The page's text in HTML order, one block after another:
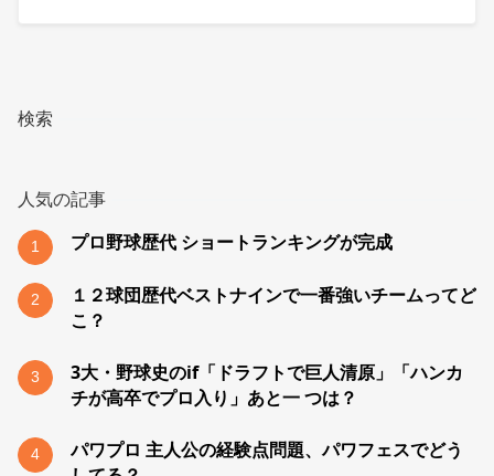
検索
人気の記事
1 プロ野球歴代 ショートランキングが完成
2
１２球団歴代ベストナインで一番強いチームってど
こ？
3
3大・野球史のif「ドラフトで巨人清原」「ハンカ
チが高卒でプロ入り」あと一 つは？
4
パワプロ 主人公の経験点問題、パワフェスでどう